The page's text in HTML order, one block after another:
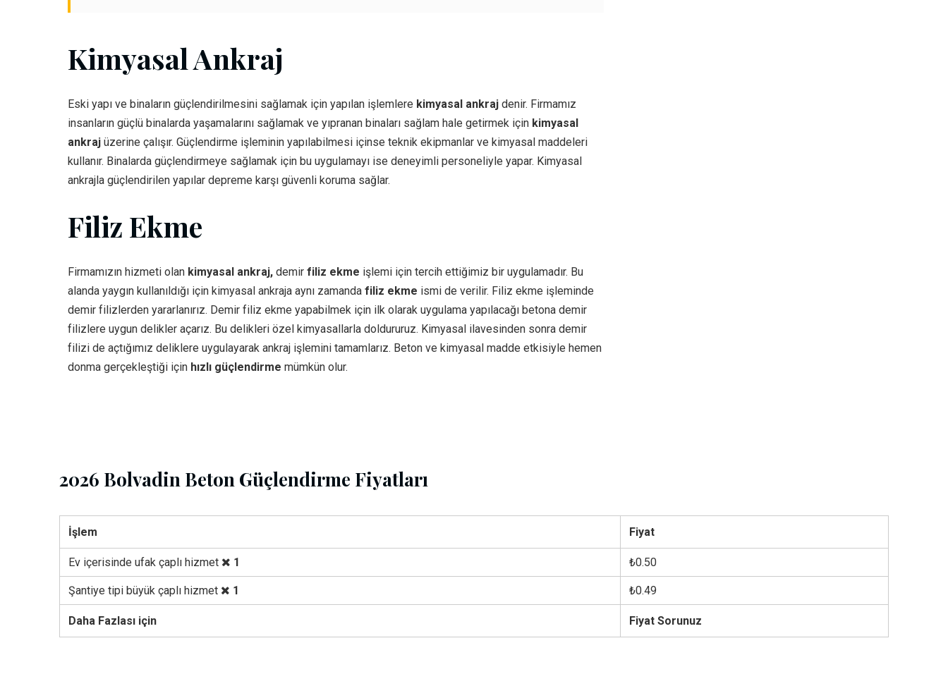
Kimyasal Ankraj
Eski yapı ve binaların güçlendirilmesini sağlamak için yapılan işlemlere kimyasal ankraj denir. Firmamız
insanların güçlü binalarda yaşamalarını sağlamak ve yıpranan binaları sağlam hale getirmek için kimyasal
ankraj üzerine çalışır. Güçlendirme işleminin yapılabilmesi içinse teknik ekipmanlar ve kimyasal maddeleri
kullanır. Binalarda güçlendirmeye sağlamak için bu uygulamayı ise deneyimli personeliyle yapar. Kimyasal
ankrajla güçlendirilen yapılar depreme karşı güvenli koruma sağlar.
Filiz Ekme
Firmamızın hizmeti olan kimyasal ankraj, demir filiz ekme işlemi için tercih ettiğimiz bir uygulamadır. Bu
alanda yaygın kullanıldığı için kimyasal ankraja aynı zamanda filiz ekme ismi de verilir. Filiz ekme işleminde
demir filizlerden yararlanırız. Demir filiz ekme yapabilmek için ilk olarak uygulama yapılacağı betona demir
filizlere uygun delikler açarız. Bu delikleri özel kimyasallarla doldururuz. Kimyasal ilavesinden sonra demir
filizi de açtığımız deliklere uygulayarak ankraj işlemini tamamlarız. Beton ve kimyasal madde etkisiyle hemen
donma gerçekleştiği için hızlı güçlendirme mümkün olur.
2026 Bolvadin Beton Güçlendirme Fiyatları
İşlem Fiyat
Ev içerisinde ufak çaplı hizmet 1 ₺0.50
Şantiye tipi büyük çaplı hizmet 1 ₺0.49
Daha Fazlası için Fiyat Sorunuz